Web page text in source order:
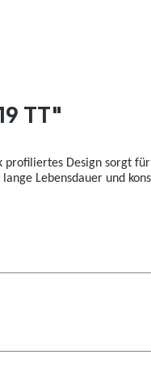
TT"
Design sorgt
Lebensdauer und